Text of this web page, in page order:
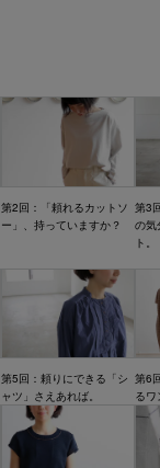
第2回：「頼れるカットソ
ー」、持っていますか？
第3
の気
ト。
第5回：頼りにできる「シ
ャツ」さえあれば。
第6
るワ